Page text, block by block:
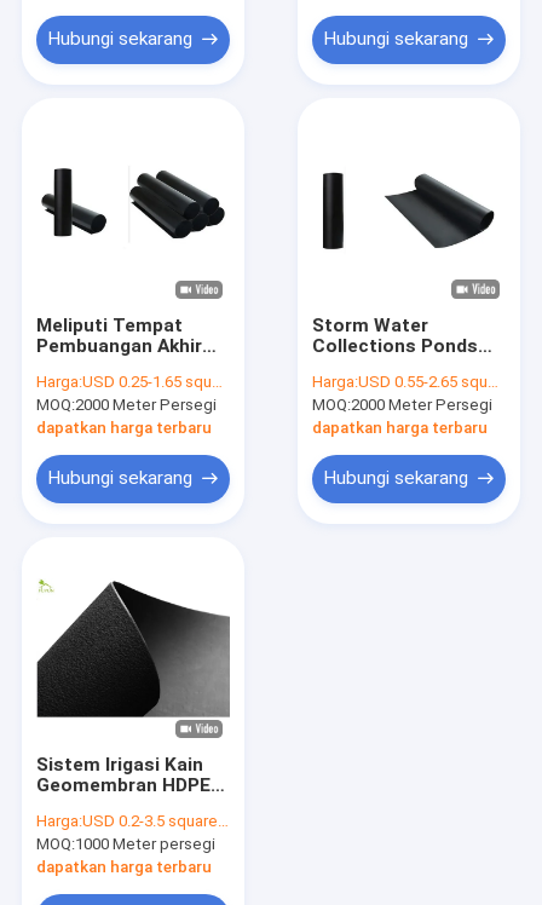
News
Kain Geomembran
geomembran komposit
Kain Geotekstil bukan tenunan
Geogrid serat kaca
Geomat Kontrol Erosi
Geosel HDPE
Mesin Las Geomembran HDPEPE
Mesin Manufaktur Roller Konveyor
Proyek Geotekstil
Kabel Elektronik Sinyal
Hubungi sekarang Hubungi sekarang
Meliputi Tempat
Pembuangan Akhir
Geomembran LLDPE
Sistem Anti
Rembesan Halus
Harga:USD 0.25-1.65 square meters
MOQ:2000 Meter Persegi
dapatkan harga terbaru
Hubungi sekarang
Storm Water
Collections Ponds
Geomembrane Fabric
ASTM 1.0mm
Harga:USD 0.55-2.65 square meters
MOQ:2000 Meter Persegi
dapatkan harga terbaru
Hubungi sekarang
Sistem Irigasi Kain
Geomembran HDPE
Slip Bertekstur
Ganda
Harga:USD 0.2-3.5 square meters
MOQ:1000 Meter persegi
dapatkan harga terbaru